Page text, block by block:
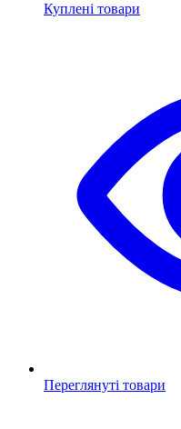
Куплені товари
Переглянуті товари